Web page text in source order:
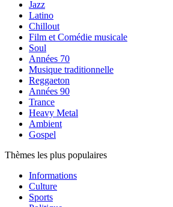
Jazz
Latino
Chillout
Film et Comédie musicale
Soul
Années 70
Musique traditionnelle
Reggaeton
Années 90
Trance
Heavy Metal
Ambient
Gospel
Thèmes les plus populaires
Informations
Culture
Sports